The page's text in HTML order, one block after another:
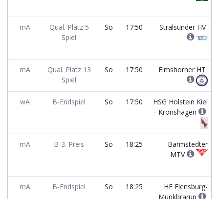
mA
Qual. Platz 5
Spiel
So 17:50 Stralsunder HV
mA
Qual. Platz 13
Spiel
So 17:50 Elmshorner HT
wA B-Endspiel So 17:50
HSG Holstein Kiel
- Kronshagen
mA B-3. Preis So 18:25
Barmstedter
MTV
mA B-Endspiel So 18:25
HF Flensburg-
Munkbrarup